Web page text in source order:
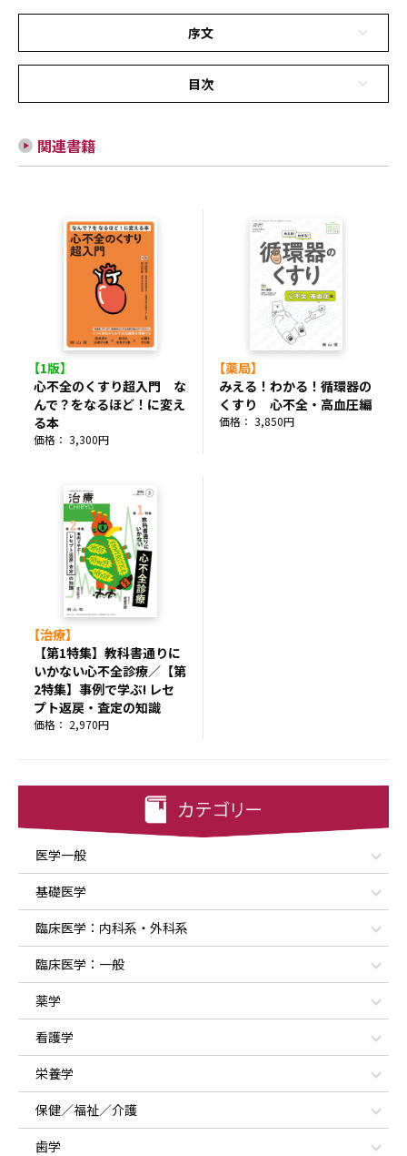
医学一般
基礎医学
臨床医学：内科系・外科系
臨床医学：一般
薬学
看護学
栄養学
保健／福祉／介護
歯学
序文
目次
関連書籍
【1版】
心不全のくすり超入門 な
んで？をなるほど！に変え
る本
価格： 3,300円
【薬局】
みえる！わかる！循環器の
くすり 心不全・高血圧編
価格： 3,850円
【治療】
【第1特集】教科書通りに
いかない心不全診療／【第
2特集】事例で学ぶ! レセ
プト返戻・査定の知識
価格： 2,970円